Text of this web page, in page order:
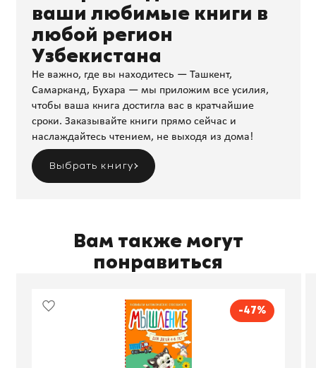
ваши любимые книги в
любой регион
Узбекистана
Не важно, где вы находитесь — Ташкент,
Самарканд, Бухара — мы приложим все усилия,
чтобы ваша книга достигла вас в кратчайшие
сроки. Заказывайте книги прямо сейчас и
наслаждайтесь чтением, не выходя из дома!
Выбрать книгу
Вам также могут
понравиться
-47%